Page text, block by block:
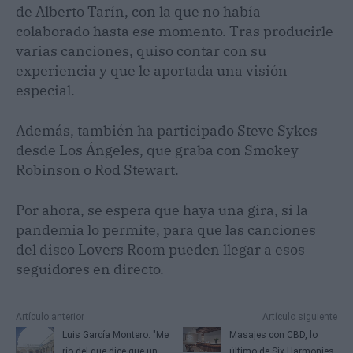
de Alberto Tarín, con la que no había
colaborado hasta ese momento. Tras producirle
varias canciones, quiso contar con su
experiencia y que le aportada una visión
especial.
Además, también ha participado Steve Sykes
desde Los Ángeles, que graba con Smokey
Robinson o Rod Stewart.
Por ahora, se espera que haya una gira, si la
pandemia lo permite, para que las canciones
del disco Lovers Room pueden llegar a esos
seguidores en directo.
Artículo anterior
Luis García Montero: "Me
Artículo siguiente
Masajes con CBD, lo